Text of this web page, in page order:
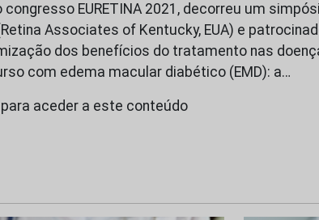
EURETINA 2021, decorreu um
Associates of Kentucky, EUA) e
dos benefícios do tratamento nas
com edema macular diabético (EMD): a…
para aceder a este conteúdo